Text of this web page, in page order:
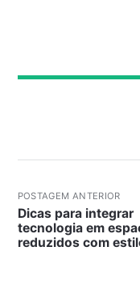
POSTAGEM ANTERIOR
Dicas para integrar
tecnologia em
reduzidos com